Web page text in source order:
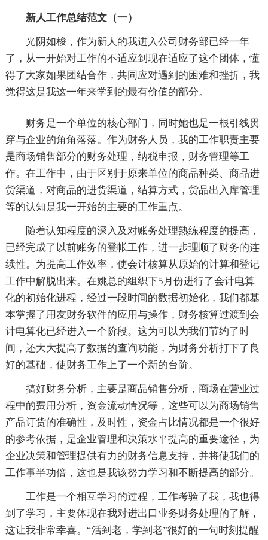
新人工作总结范文（一）
光阴如梭，作为新人的我进入公司财务部已经一年
了，从一开始对工作的不适应到现在适应了这个团体，懂
得了大家如果团结合作，共同应对遇到的困难和挫折，我
觉得这是我这一年来学到的最有价值的部分。
财务是一个单位的核心部门，同时她也是一根引线贯
穿与企业的角角落落。作为财务人员，我的工作职责主要
是商场销售部分的财务处理，纳税申报，财务管理等工
作。在工作中，由于区别于原来单位的商品种类、商品进
货渠道，对商品的进货渠道，结算方式，货品出入库管理
等的认知是我一开始的主要的工作重点。
随着认知程度的深入及对账务处理熟练程度的提高，
已经完成了以前账务的登帐工作，进一步理顺了财务的连
续性。为提高工作效率，使会计核算从原始的计算和登记
工作中解脱出来。在姚总的组织下5月份进行了会计电算
化的初始化进程，经过一段时间的数据初始化，我们都基
本掌握了用友财务软件的应用与操作，财务核算过渡到会
计电算化已经进入一个阶段。这为可以为我们节约了时
间，还大大提高了数据的查询功能，为财务分析打下了良
好的基础，使财务工作上了一个新的台阶。
搞好财务分析，主要是商品销售分析，商场在营业过
程中的费用分析，资金流动情况等，这些可以为商场销售
产品订货的准确性，及时性，资金占比情况都是一个很好
的参考依据，是企业管理和决策水平提高的重要途径，为
企业决策和管理提供有力的财务信息支持，并将使我们的
工作事半功倍，这也是我该努力学习和不断提高的部分。
工作是一个相互学习的过程，工作考验了我，我也得
到了学习，主要体现在我对进出口业务财务处理的了解，
这让我非常幸喜。“活到老，学到老”很好的一句时刻提醒